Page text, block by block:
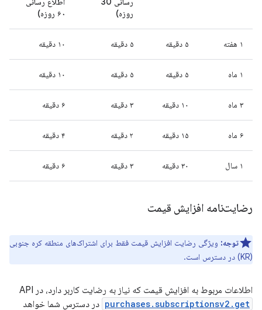
روزه)
۶۰ روزه)
۱ هفته ۵ دقیقه ۵ دقیقه ۱۰ دقیقه
۱ ماه ۵ دقیقه ۵ دقیقه ۱۰ دقیقه
۳ ماه ۱۰ دقیقه ۳ دقیقه ۶ دقیقه
۶ ماه ۱۵ دقیقه ۲ دقیقه ۴ دقیقه
۱ سال ۳۰ دقیقه ۳ دقیقه ۶ دقیقه
رضایت‌نامه افزایش قیمت
توجه: ویژگی رضایت افزایش قیمت فقط برای اشتراک‌های منطقه کره جنوبی
(KR) در دسترس است.
اطلاعات مربوط به افزایش قیمت که نیاز به رضایت کاربر دارد، در API
purchases.subscriptionsv2.get در دسترس شما خواهد